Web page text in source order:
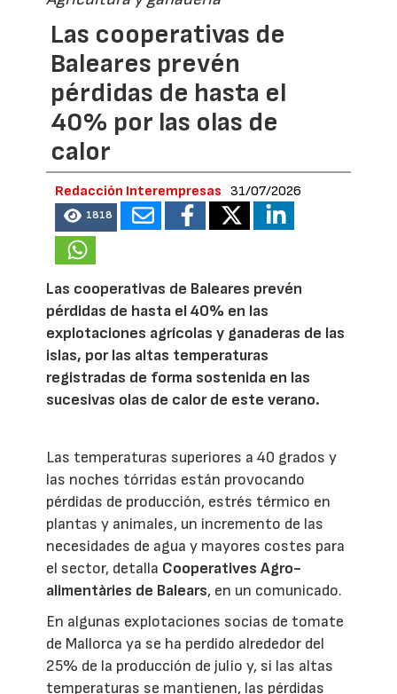
Las cooperativas de
Baleares prevén
pérdidas de hasta el
40% por las olas de
calor
Redacción Interempresas 31/07/2026
1818
Las cooperativas de Baleares prevén
pérdidas de hasta el 40% en las
explotaciones agrícolas y ganaderas de las
islas, por las altas temperaturas
registradas de forma sostenida en las
sucesivas olas de calor de este verano.
Las temperaturas superiores a 40 grados y
las noches tórridas están provocando
pérdidas de producción, estrés térmico en
plantas y animales, un incremento de las
necesidades de agua y mayores costes para
el sector, detalla Cooperatives Agro-
alimentàries de Balears, en un comunicado.
En algunas explotaciones socias de tomate
de Mallorca ya se ha perdido alrededor del
25% de la producción de julio y, si las altas
temperaturas se mantienen, las pérdidas